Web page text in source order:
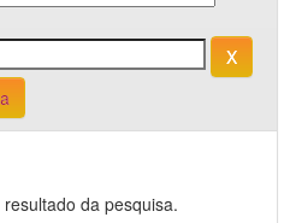
da pesquisa.